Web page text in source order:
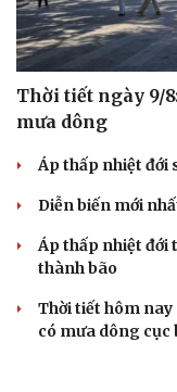
Thời tiết ngày 9/
mưa dông
Áp thấp nhiệt đới
Diễn biến mới
Áp thấp nhiệt đới
thành bão
Thời tiết hôm nay
có mưa dông cục